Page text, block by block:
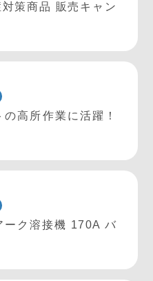
策商品 販売キャン
高所作業に活躍！
ク溶接機 170A バ